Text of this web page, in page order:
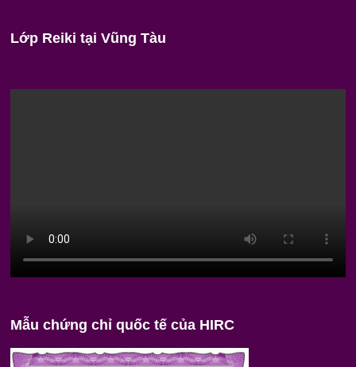
Lớp Reiki tại Vũng Tàu
Mẫu chứng chỉ quốc tế của HIRC